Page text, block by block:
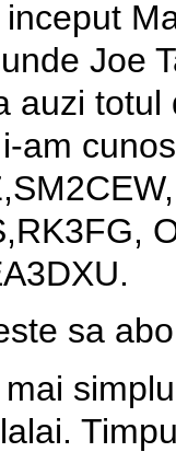
Joe
auzi
am
sa